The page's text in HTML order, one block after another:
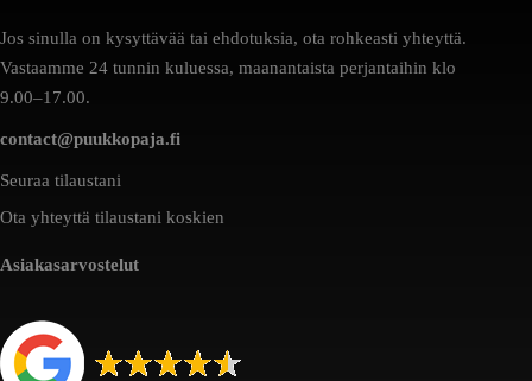
Jos sinulla on kysyttävää tai ehdotuksia, ota rohkeasti yhteyttä.
Vastaamme 24 tunnin kuluessa, maanantaista perjantaihin klo
9.00–17.00.
contact@puukkopaja.fi
Seuraa tilaustani
Ota yhteyttä tilaustani koskien
Asiakasarvostelut